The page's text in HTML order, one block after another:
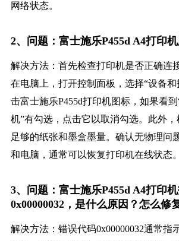
网络状态。
2、问题：富士施乐P455d A4打印
解决方法：首先检查打印机是否正确连
在电脑上，打开控制面板，选择“设备和
击富士施乐P455d打印机图标，如果看
机”有勾选，点击它以取消勾选。此外
足够的纸张和墨盒墨量。确认无物理问
和电脑，通常可以恢复打印机在线状态。
3、问题：富士施乐P455d A4打印
0x00000032，是什么原因？怎么修
解决方法：错误代码0x00000032通常指